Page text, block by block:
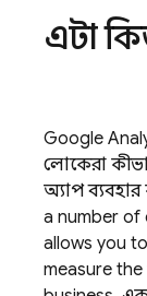
এটা
Google
লোকেরা
অ্যাপ
a number of
allows you
measure